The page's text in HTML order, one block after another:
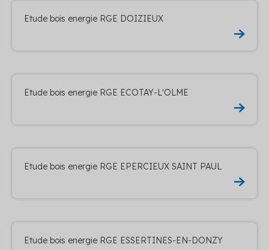
Etude bois energie RGE DOIZIEUX
Etude bois energie RGE ECOTAY-L'OLME
Etude bois energie RGE EPERCIEUX SAINT PAUL
Etude bois energie RGE ESSERTINES-EN-DONZY